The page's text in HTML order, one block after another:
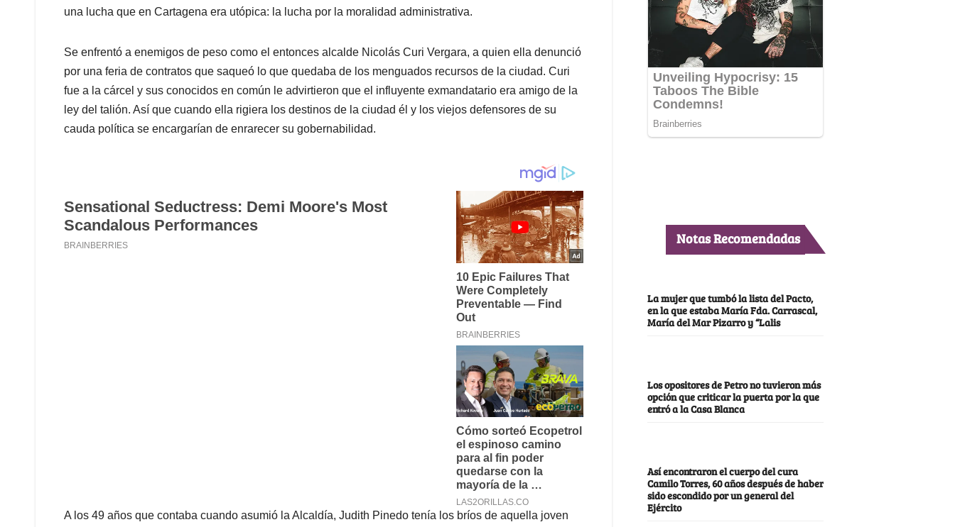
una lucha que en Cartagena era utópica: la lucha por la moralidad administrativa.
Se enfrentó a enemigos de peso como el entonces alcalde Nicolás Curi Vergara, a quien ella denunció
por una feria de contratos que saqueó lo que quedaba de los menguados recursos de la ciudad. Curi
fue a la cárcel y sus conocidos en común le advirtieron que el influyente exmandatario era amigo de la
ley del talión. Así que cuando ella rigiera los destinos de la ciudad él y los viejos defensores de su
cauda política se encargarían de enrarecer su gobernabilidad.
A los 49 años que contaba cuando asumió la Alcaldía, Judith Pinedo tenía los bríos de aquella joven
Notas Recomendadas
La mujer que tumbó la lista del Pacto,
en la que estaba María Fda. Carrascal,
María del Mar Pizarro y “Lalis
Los opositores de Petro no tuvieron más
opción que criticar la puerta por la que
entró a la Casa Blanca
Así encontraron el cuerpo del cura
Camilo Torres, 60 años después de haber
sido escondido por un general del
Ejército